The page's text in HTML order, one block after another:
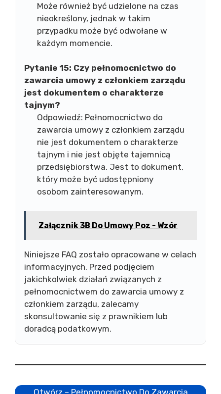
Może również być udzielone na czas
nieokreślony, jednak w takim
przypadku może być odwołane w
każdym momencie.
Pytanie 15: Czy pełnomocnictwo do
zawarcia umowy z członkiem zarządu
jest dokumentem o charakterze
tajnym?
Odpowiedź: Pełnomocnictwo do
zawarcia umowy z członkiem zarządu
nie jest dokumentem o charakterze
tajnym i nie jest objęte tajemnicą
przedsiębiorstwa. Jest to dokument,
który może być udostępniony
osobom zainteresowanym.
Załącznik 3B Do Umowy Poz - Wzór
Niniejsze FAQ zostało opracowane w celach
informacyjnych. Przed podjęciem
jakichkolwiek działań związanych z
pełnomocnictwem do zawarcia umowy z
członkiem zarządu, zalecamy
skonsultowanie się z prawnikiem lub
doradcą podatkowym.
Otwórz – Pełnomocnictwo Do Zawarcia